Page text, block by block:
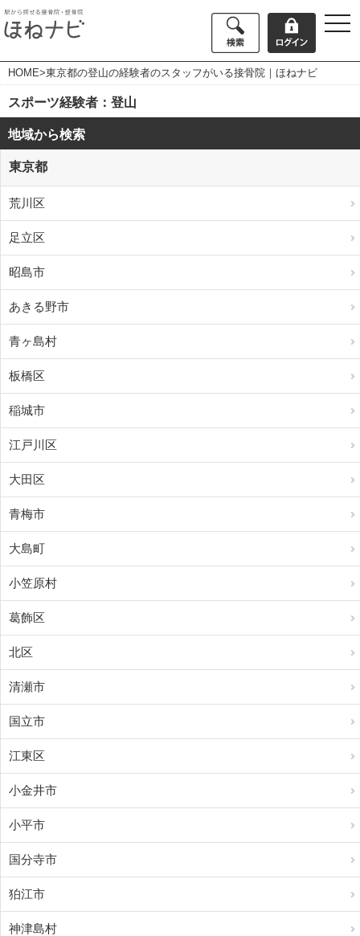
HOME>東京都の登山の経験者のスタッフがいる接骨院｜ほねナビ
スポーツ経験者：登山
地域から検索
東京都
荒川区
足立区
昭島市
あきる野市
青ヶ島村
板橋区
稲城市
江戸川区
大田区
青梅市
大島町
小笠原村
葛飾区
北区
清瀬市
国立市
江東区
小金井市
小平市
国分寺市
狛江市
神津島村